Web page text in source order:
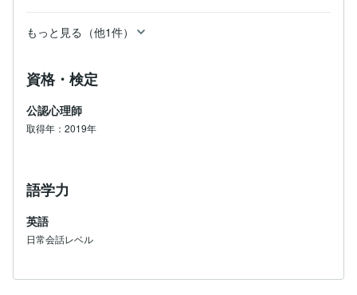
もっと見る（他1件）
資格・検定
公認心理師
取得年：2019年
語学力
英語
日常会話レベル